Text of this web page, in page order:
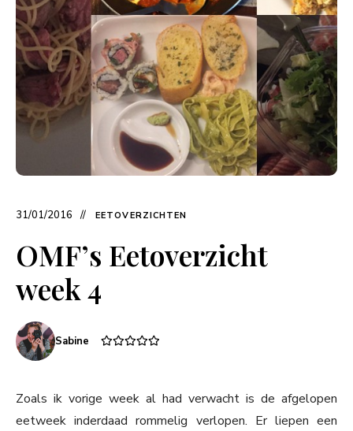
31/01/2016 EETOVERZICHTEN
OMF’s Eetoverzicht
week 4
Sabine
Zoals ik vorige week al had verwacht is de afgelopen
eetweek inderdaad rommelig verlopen. Er liepen een